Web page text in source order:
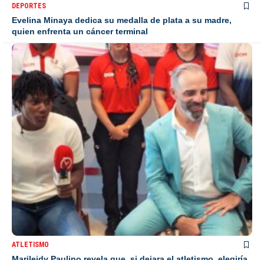
DEPORTES
Evelina Minaya dedica su medalla de plata a su madre,
quien enfrenta un cáncer terminal
ATLETISMO